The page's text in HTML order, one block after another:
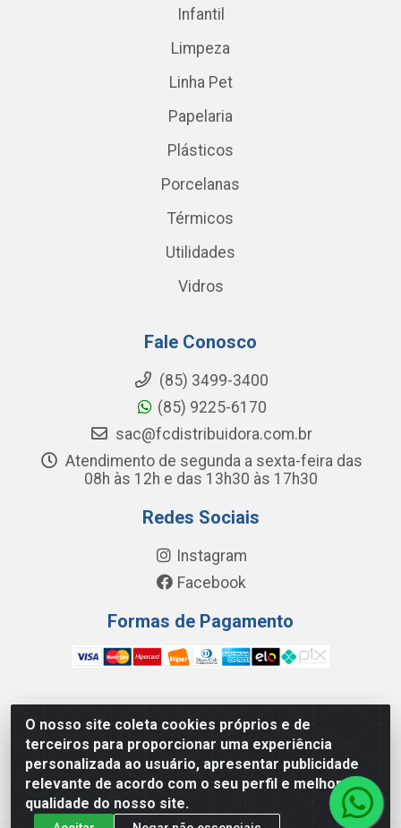
O nosso site coleta cookies próprios e de
terceiros para proporcionar uma experiência
personalizada ao usuário, apresentar publicidade
relevante de acordo com o seu perfil e melhorar a
qualidade do nosso site.
Infantil
Limpeza
Linha Pet
Papelaria
Plásticos
Porcelanas
Térmicos
Utilidades
Vidros
Fale Conosco
(85) 3499-3400
(85) 9225-6170
sac@fcdistribuidora.com.br
Atendimento de segunda a sexta-feira das
08h às 12h e das 13h30 às 17h30
Redes Sociais
Instagram
Facebook
Formas de Pagamento
FC Distribuidora de Produtos Domésticos, Higiene e
Limpeza LTDA - Avenida Wilson Camurca, 2252, Letra H
- Distrito Industrial I, Maracanaú/CE - CEP 61.939-000 -
08.449.562/0001-29